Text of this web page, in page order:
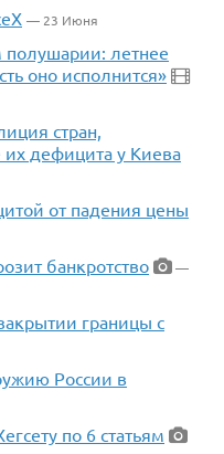
— 23 Июня
летнее
оно исполнится»
стран,
дефицита у Киева
от падения цены
банкротство
—
границы с
России в
по 6 статьям